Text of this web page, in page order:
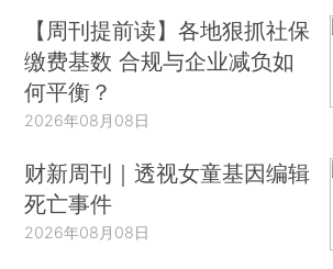
【周刊提前读】各地狠抓社保
缴费基数 合规与企业减负如
何平衡？
2026年08月08日
财新周刊｜透视女童基因编辑
死亡事件
2026年08月08日